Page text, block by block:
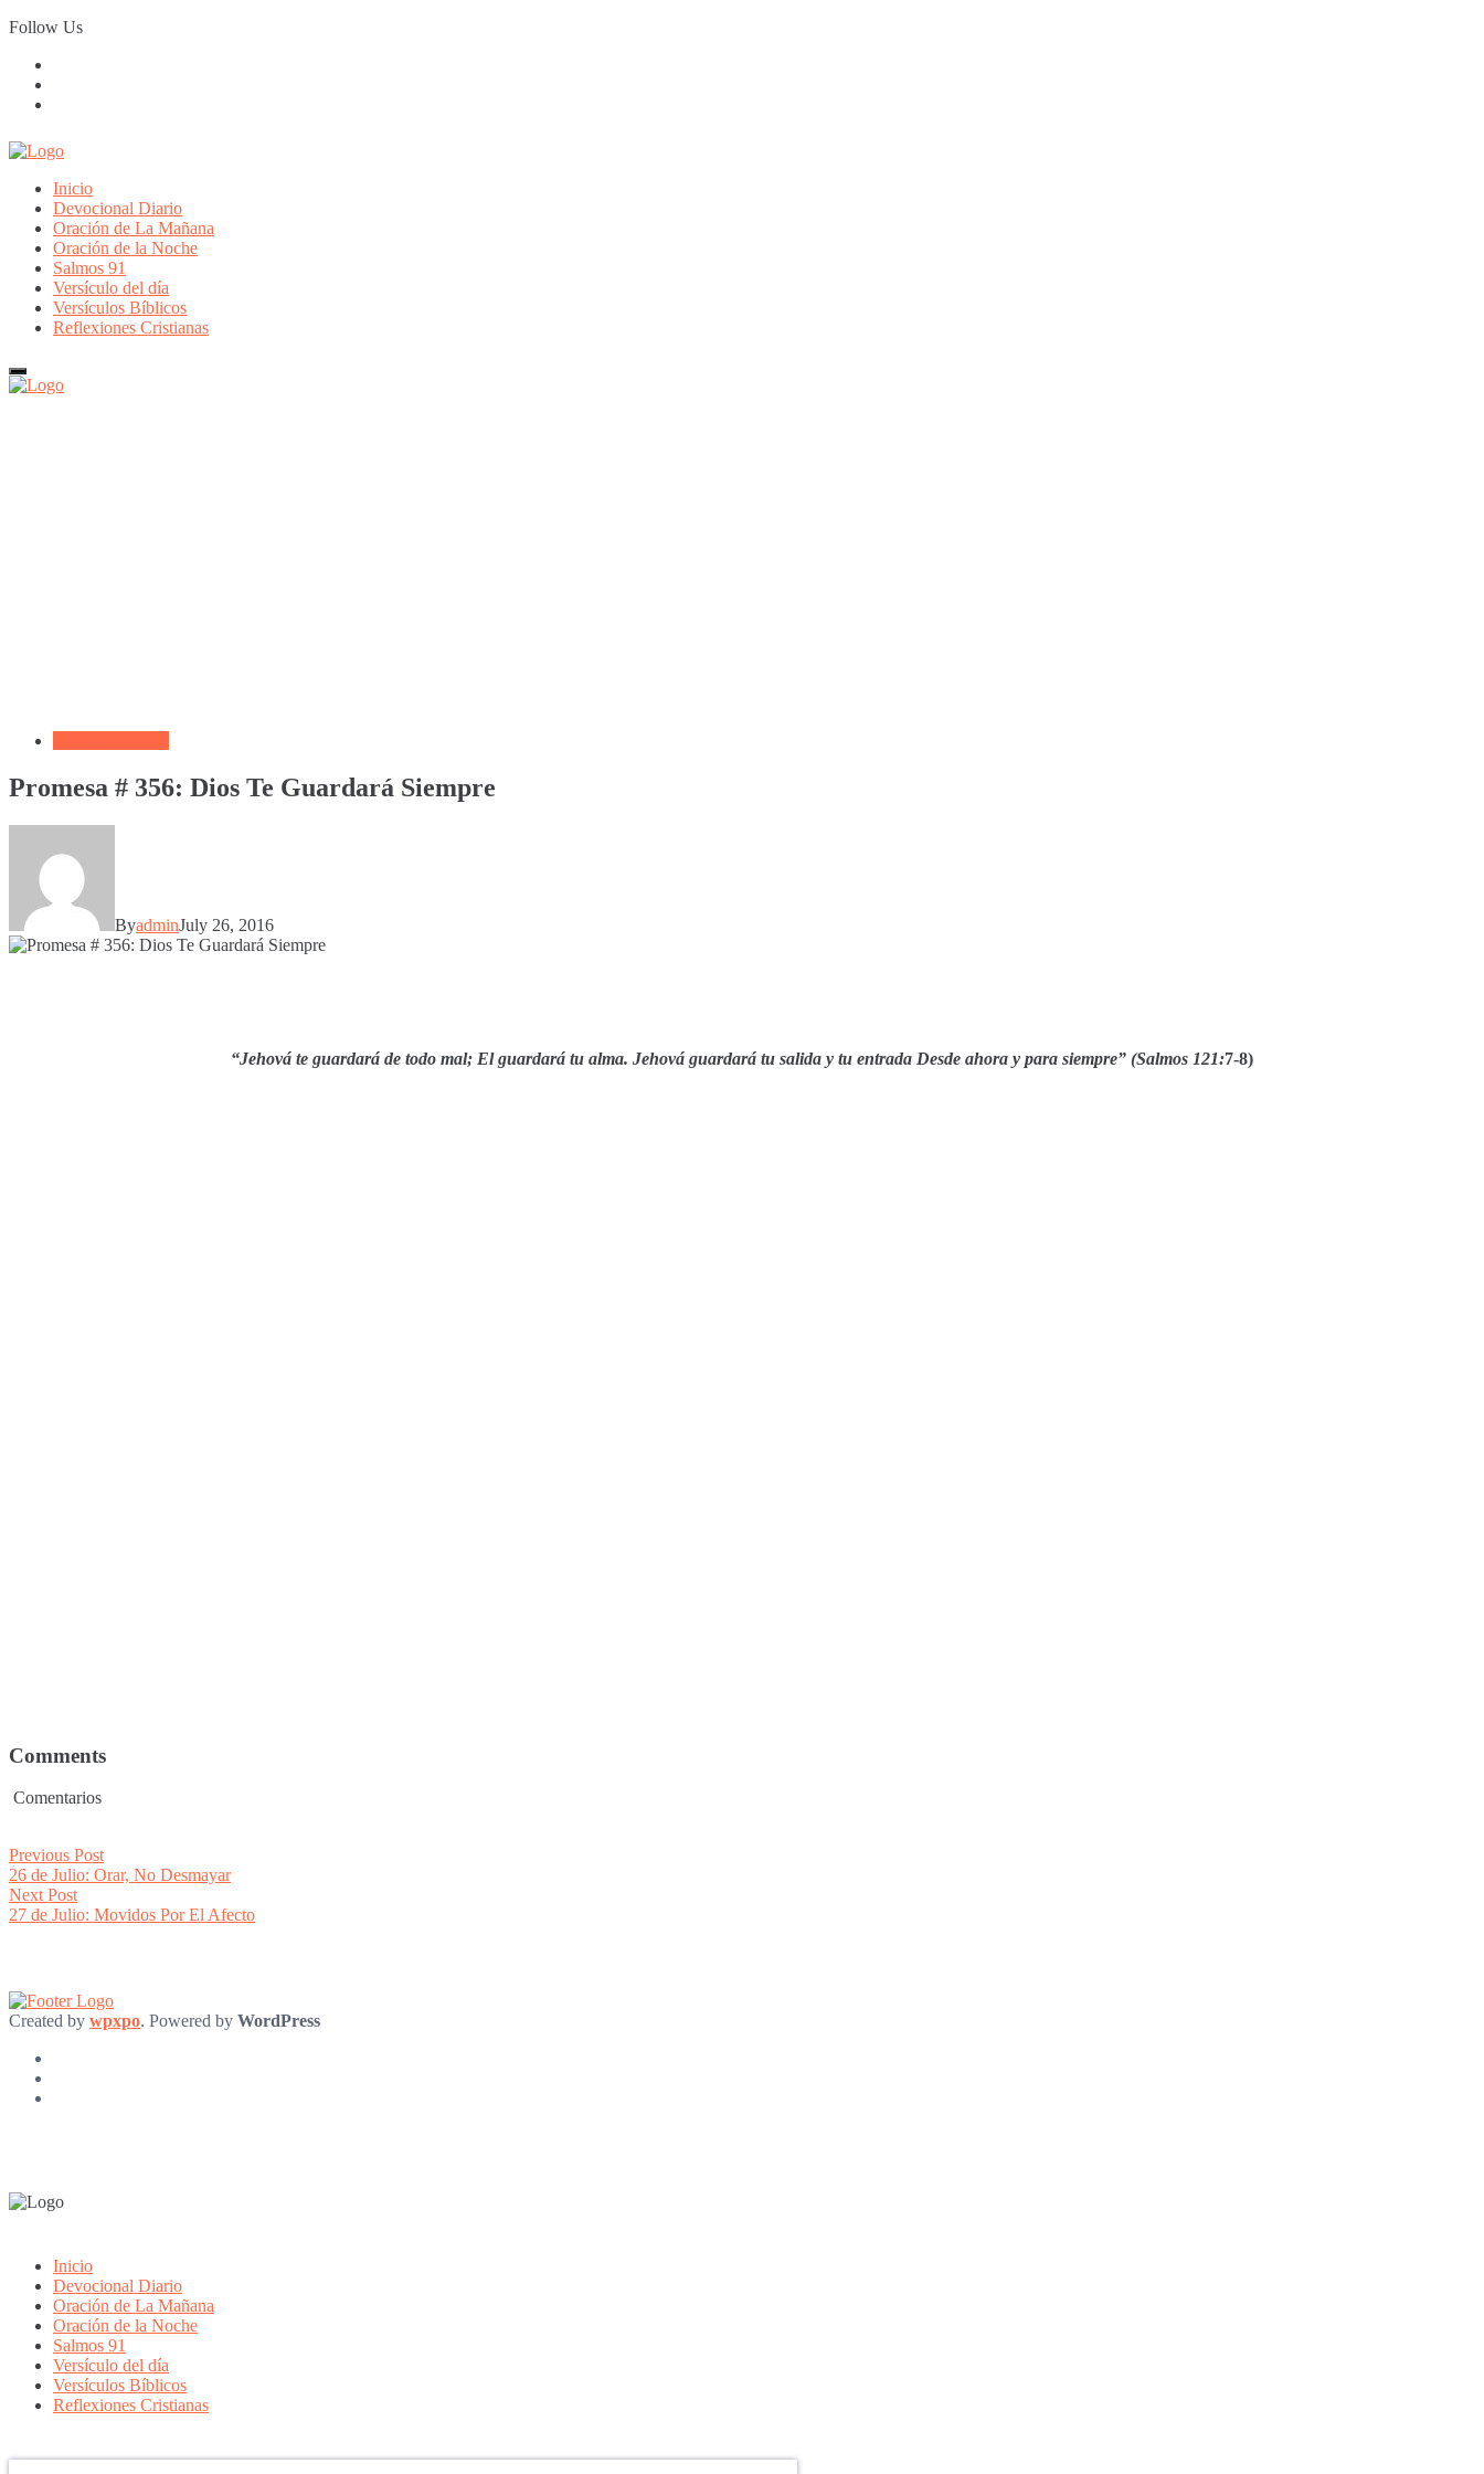
Skip
to
Follow Us
Inicio
Devocional Diario
Oración de La Mañana
Oración de la Noche
Salmos 91
Versículo del día
Versículos Bíblicos
Reflexiones Cristianas
Promesa # 356: Dios Te Guardará Siempre
ByadminJuly 26, 2016
“Jehová te guardará de todo mal; El guardará tu alma. Jehová guardará tu salida y tu entrada Desde ahora y para siempre” (Salmos 121:7-8)
Comments
Comentarios
Post
navigation
Previous PostPrevious
post:
26 de Julio: Orar, No Desmayar
Next PostNext
post:
27 de Julio: Movidos Por El Afecto
Created by wpxpo. Powered by WordPress
Inicio
Devocional Diario
Oración de La Mañana
Oración de la Noche
Salmos 91
Versículo del día
Versículos Bíblicos
Reflexiones Cristianas